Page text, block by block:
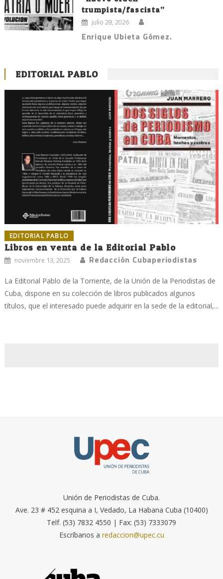
trumpista/fascista”
julio 28, 2026
Enrique Ubieta Gómez.
EDITORIAL PABLO
EDITORIAL PABLO
Libros en venta de la Editorial Pablo
noviembre 13, 2025 Redacción Cubaperiodistas
La Editorial Pablo de la Torriente, de la Unión de la Periodistas de
Cuba, dispone en su colección de libros publicados algunos
títulos, que el interesado puede adquirir en la sede de la editorial,...
Unión de Periodistas de Cuba.
Ave. 23 # 452 esquina a I, Vedado, La Habana Cuba (10400)
Telf. (53) 7832 4550 | Fax: (53) 7333079
Escríbanos a redaccion@upec.cu